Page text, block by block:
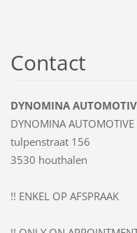
Contact
DYNOMINA
DYNOMINA AUTOMOTIVE
tulpenstraat 156
3530 houthalen
!! ENKEL OP AFSPRAAK